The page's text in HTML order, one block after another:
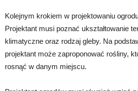
Kolejnym krokiem w projektowaniu
Projektant musi poznać ukształtowanie
klimatyczne oraz rodzaj gleby. Na
projektant może zaproponować rośliny,
rosnąć w danym miejscu.